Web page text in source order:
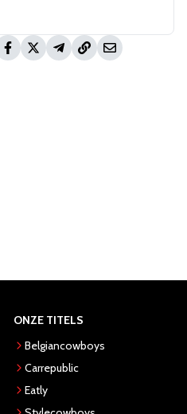
ONZE TITELS
Belgiancowboys
Carrepublic
Eatly